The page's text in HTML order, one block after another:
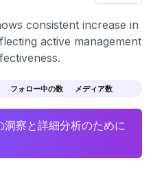
consistent increase in
active management
フォロー中の数 メディア数
察と詳細分析のために